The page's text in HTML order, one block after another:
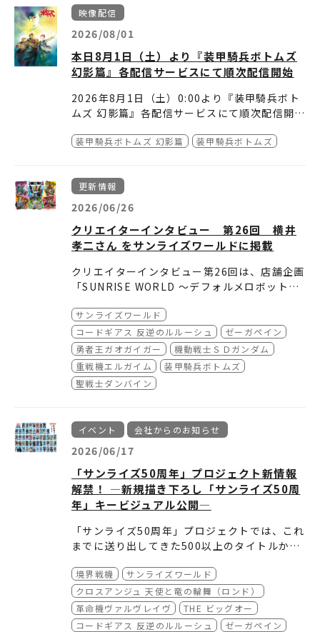
情報もあります。
ペース）
東京都足立区千住3-92
主催：バンダイナムコフィルムワークス
※詳細はイベントページでご確認ください。
映像配信
2026/08/01
本日8月1日（土）より『装甲騎兵ボトムズ
幻影篇』各配信サービスにて順次配信開始
2026年8月1日（土）0:00より『装甲騎兵ボト
ムズ 幻影篇』各配信サービスにて順次配信開
詳細は下記配信サービスよりご確認ください！
・dアニメストア
mo.ne.jp/
・バンダイチャンネル
m/
・DMM TVhttps://tv.dmm.com/vod/
■都度課金配信
・バンダイチャンネル https://www.b-ch.co
m/
・ビデオマーケットhttps://www.videomar
ket.jp/
・Prime Videohttps://www.amazon.co.j
p/AmazonVideo
・music.jphttps://music-book.jp/
・ムービーフルhttps://mfplus.jp/
※配信開始日時・配信期間・販売価格・視聴時
間は配信サービスによって異なる場合がありま
す。
さい。
装甲騎兵ボトムズ VOL.I STORIES OF THE”A.
T.VOTOMS”
装甲騎兵ボトムズ VOL.II HIGHLIGHTS FROM
THE”A.T.VOTOMS”
装甲騎兵ボトムズ ザ・ラストレッドショルダー
装甲騎兵ボトムズ ビッグバトル
装甲騎兵ボトムズ レッドショルダードキュメン
ト 野望のルーツ
装甲騎兵ボトムズ ウド
装甲騎兵ボトムズ クメン
装甲騎兵ボトムズ サンサ
装甲騎兵ボトムズ クエント
装甲騎兵ボトムズ ペールゼン・ファイルズ
装甲騎兵ボトムズ 孤影再び
装甲騎兵ボトムズ Case;IRVINE
ボトムズファインダー
機甲猟兵メロウリンク
※取り扱い作品は配信サービスによって異なる
スにてご確認ください。
装甲騎兵ボトムズ 幻影篇 装甲騎兵ボトムズ
更新情報
2026/06/26
クリエイターインタビュー 第26回 横井
孝二さん をサンライズワールドに掲載
クリエイターインタビュー第26回は、店舗企画
「SUNRISE WORLD ～デフォルメロボットフ
横井考二さんが登場。
横井さんのデビューまでの経緯やサンライズの
リアルロボット作品への思いをお聞きしまし
た。
どうぞご確認ください。
サンライズワールド
コードギアス 反逆のルルーシュ
ゼーガペイン
勇者王ガオガイガー
機動戦士ＳＤガンダム
重戦機エルガイム
装甲騎兵ボトムズ
聖戦士ダンバイン
イベント 会社からのお知らせ
2026/06/17
「サンライズ50周年」プロジェクト新情報
解禁！ ―新規描き下ろし「サンライズ50周
年」キービジュアル公開―
「サンライズ50周年」プロジェクトでは、これ
までに送り出してきた500以上のタイトルか
をピックアップし、新規描き下ろしビジュアル
を50点制作いたしました！
く活用するとともに、商品展開などを通じ、よ
り多くのファンの皆様にお楽しみいただける機
会を創出してまいります。
境界戦機
サンライズワールド
クロスアンジュ 天使と竜の輪舞（ロンド）
革命機ヴァルヴレイヴ
THE ビッグオー
コードギアス 反逆のルルーシュ
ゼーガペイン